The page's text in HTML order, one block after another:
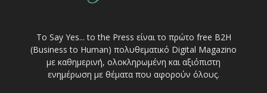
Το Say Yes... to the Press είναι το πρώτο free Β2Η
(Business to Human) πολυθεματικό Digital Magazino
με καθημερινή, ολοκληρωμένη και αξιόπιστη
ενημέρωση με θέματα που αφορούν όλους.